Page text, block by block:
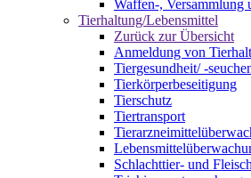
Waffen-, Versammlung
Tierhaltung/Lebensmittel
Zurück zur Übersicht
Anmeldung von
Tiergesundheit/ -
Tierkörperbeseitigung
Tierschutz
Tiertransport
Schlachttier- und